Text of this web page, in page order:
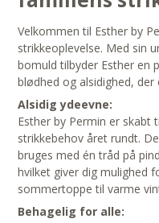
Velkommen til Esther by
strikkeoplevelse. Med sin
bomuld tilbyder Esther en
blødhed og alsidighed,
Alsidig ydeevne:
Esther by Permin er skabt
strikkebehov året rundt.
bruges med én tråd på
hvilket giver dig mulighed
sommertoppe til varme
Behagelig for alle: